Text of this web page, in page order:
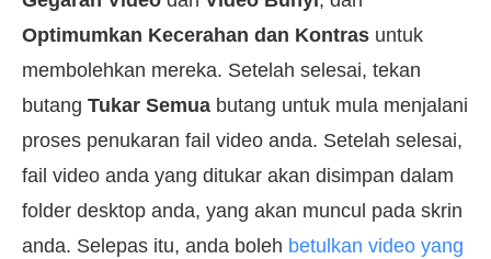
Optimumkan Kecerahan dan Kontras untuk
membolehkan mereka. Setelah selesai, tekan
butang Tukar Semua butang untuk mula menjalani
proses penukaran fail video anda. Setelah selesai,
fail video anda yang ditukar akan disimpan dalam
folder desktop anda, yang akan muncul pada skrin
anda. Selepas itu, anda boleh betulkan video yang